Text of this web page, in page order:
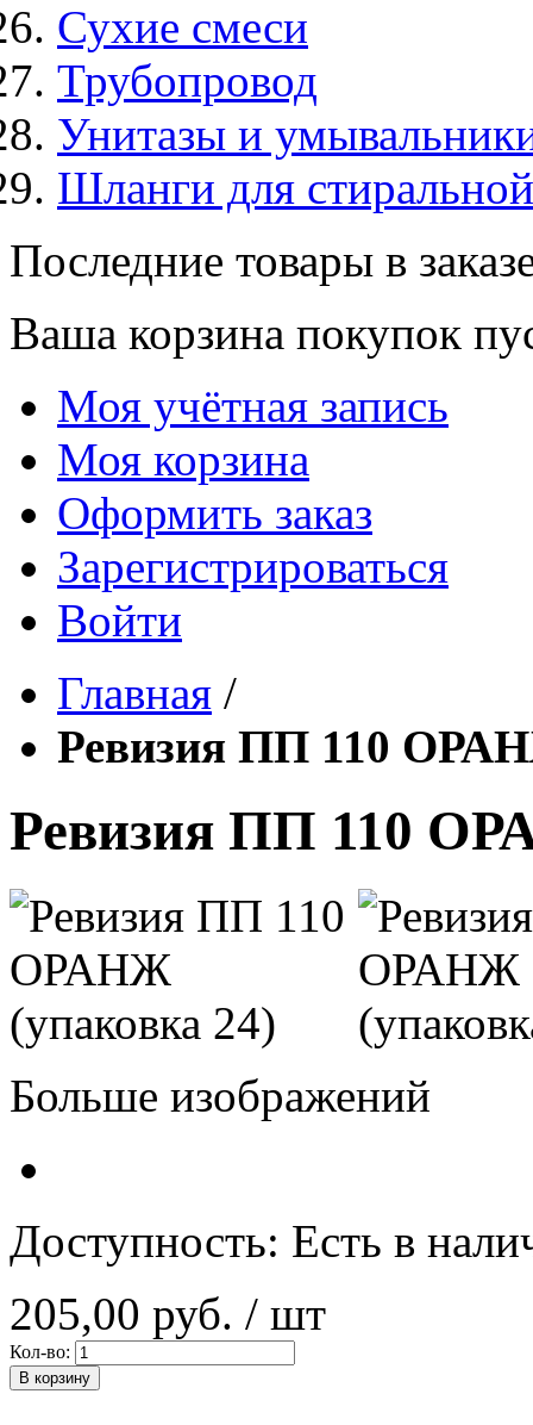
Сухие смеси
Трубопровод
Унитазы и
Шланги для
Последние товары в
Ваша корзина покупок
Моя учётная запись
Моя корзина
Оформить заказ
Зарегистрироваться
Войти
Главная /
Ревизия ПП 110
Ревизия ПП 110
Больше изображений
Доступность: Есть в
205,00 руб. / шт
Кол-во:
В корзину